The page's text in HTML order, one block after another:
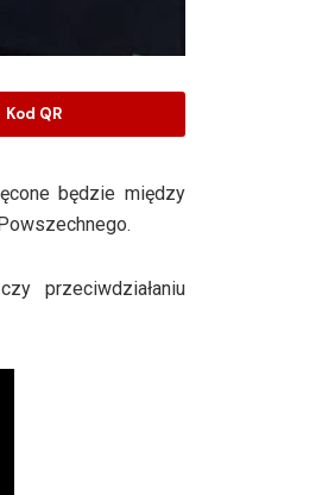
Kod QR
będzie między
przeciwdziałaniu